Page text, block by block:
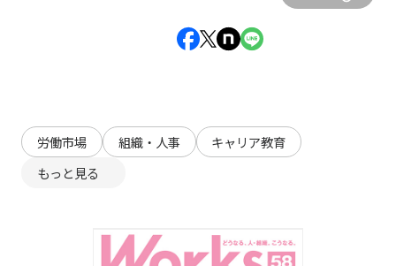
労働市場 組織・人事
キャリア教育
もっと見る